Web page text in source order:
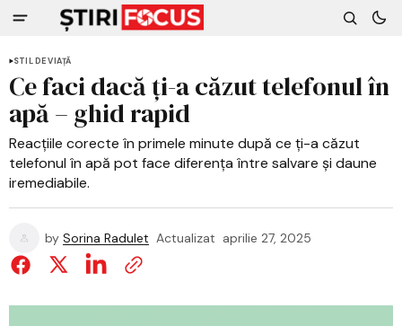
STIL DE VIAȚĂ
Ce faci dacă ți-a căzut telefonul în
apă – ghid rapid
Reacțiile corecte în primele minute după ce ți-a căzut
telefonul în apă pot face diferența între salvare și daune
iremediabile.
by Sorina Radulet Actualizat aprilie 27, 2025